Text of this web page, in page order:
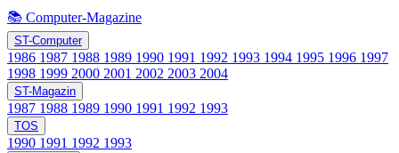
📚 Computer-Magazine
ST-Computer
1986 1987 1988 1989 1990 1991 1992 1993 1994 1995 1996 1997
1998 1999 2000 2001 2002 2003 2004
ST-Magazin
1987 1988 1989 1990 1991 1992 1993
TOS
1990 1991 1992 1993